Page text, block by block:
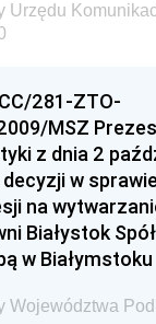
Urzędu
281-ZTO-
MSZ
z dnia 2
w
na
Białystok
w Białymstoku
Województwa